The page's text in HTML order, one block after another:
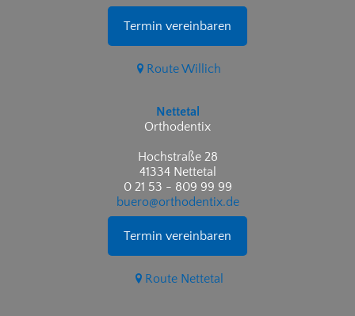
Termin vereinbaren
Route Willich
Nettetal
Orthodentix
Hochstraße 28
41334 Nettetal
0 21 53 - 809 99 99
buero@orthodentix.de
Termin vereinbaren
Route Nettetal